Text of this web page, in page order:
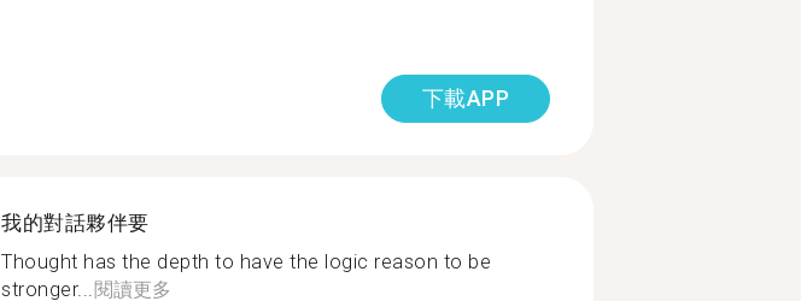
下載APP
我的對話夥伴要
Thought has the depth to have the logic reason to be
stronger...閱讀更多